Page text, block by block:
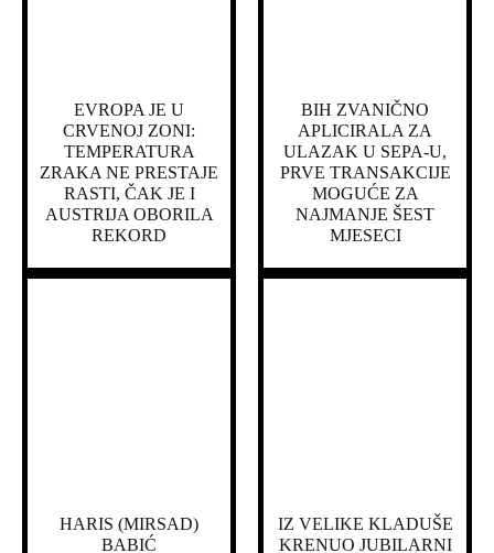
EVROPA JE U
CRVENOJ ZONI:
TEMPERATURA
ZRAKA NE PRESTAJE
RASTI, ČAK JE I
AUSTRIJA OBORILA
REKORD
BIH ZVANIČNO
APLICIRALA ZA
ULAZAK U SEPA-U,
PRVE TRANSAKCIJE
MOGUĆE ZA
NAJMANJE ŠEST
MJESECI
HARIS (MIRSAD)
BABIĆ
IZ VELIKE KLADUŠE
KRENUO JUBILARNI